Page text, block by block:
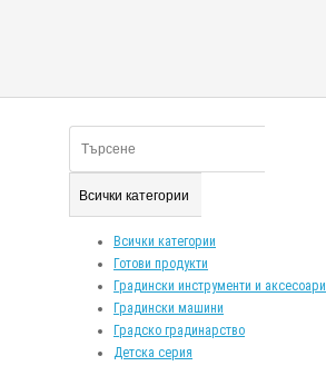
Всички категории
Всички категории
Готови продукти
Градински инструменти и аксесоари
Градински машини
Градско градинарство
Детска серия